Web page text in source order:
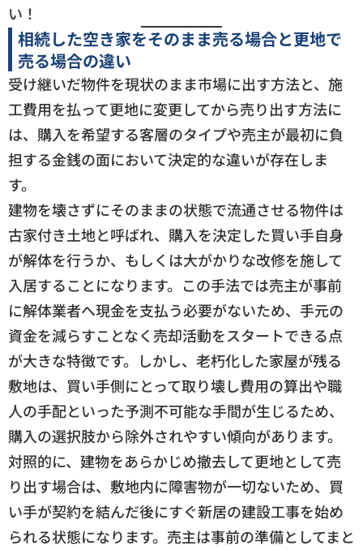
い！
相続した空き家をそのまま売る場合と更地で
売る場合の違い
受け継いだ物件を現状のまま市場に出す方法と、施
工費用を払って更地に変更してから売り出す方法に
は、購入を希望する客層のタイプや売主が最初に負
担する金銭の面において決定的な違いが存在しま
す。
建物を壊さずにそのままの状態で流通させる物件は
古家付き土地と呼ばれ、購入を決定した買い手自身
が解体を行うか、もしくは大がかりな改修を施して
入居することになります。この手法では売主が事前
に解体業者へ現金を支払う必要がないため、手元の
資金を減らすことなく売却活動をスタートできる点
が大きな特徴です。しかし、老朽化した家屋が残る
敷地は、買い手側にとって取り壊し費用の算出や職
人の手配といった予測不可能な手間が生じるため、
購入の選択肢から除外されやすい傾向があります。
対照的に、建物をあらかじめ撤去して更地として売
り出す場合は、敷地内に障害物が一切ないため、買
い手が契約を結んだ後にすぐ新居の建設工事を始め
られる状態になります。売主は事前の準備としてまと